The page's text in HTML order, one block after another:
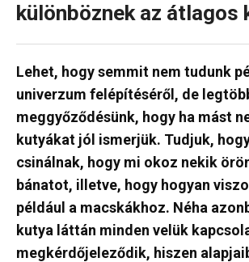
különböznek az átlagos
Lehet, hogy semmit nem tudunk
univerzum felépítéséről, de
meggyőződésünk, hogy ha mást
kutyákat jól ismerjük. Tudjuk,
csinálnak, hogy mi okoz nekik
bánatot, illetve, hogy hogyan
például a macskákhoz. Néha
kutya láttán minden velük
megkérdőjeleződik, hiszen